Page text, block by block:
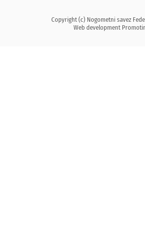
Copyright (c) Nogometni savez
Web development